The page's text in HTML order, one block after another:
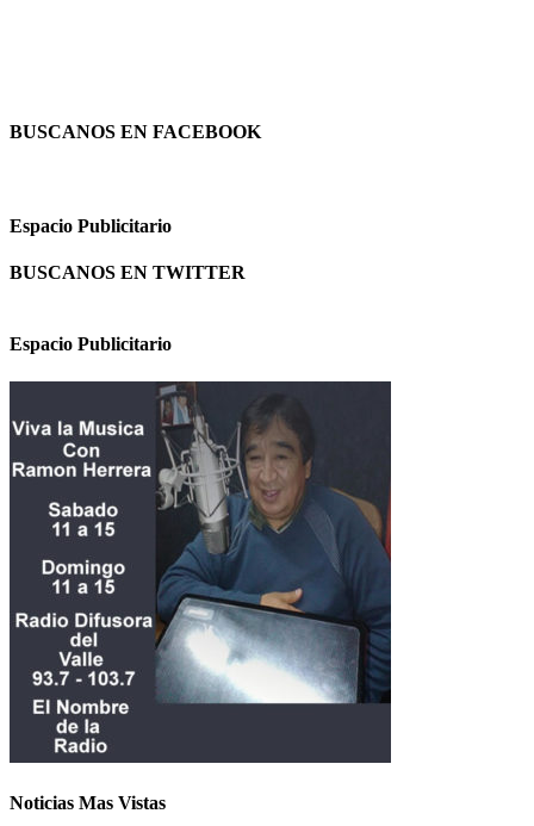
BUSCANOS EN FACEBOOK
Espacio Publicitario
BUSCANOS EN TWITTER
Espacio Publicitario
Noticias Mas Vistas